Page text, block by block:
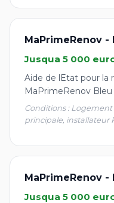
MaPrimeRenov
Jusqua 5 000
Aide de lEtat pour la
MaPrimeRenov
Conditions : Logement
principale, installateur
MaPrimeRenov
Jusqua 5 000